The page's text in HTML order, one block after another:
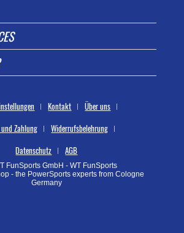
Kontakt
Über uns
Zahlung
Widerrufsbelehrung
Datenschutz
AGB
FunSports GmbH - WT FunSports
- the PowerSports experts from Cologne
Germany